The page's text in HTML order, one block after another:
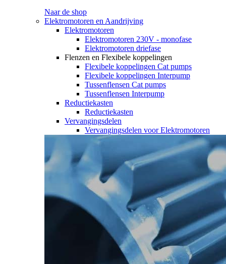
Naar de shop
Elektromotoren en Aandrijving
Elektromotoren
Elektromotoren 230V - monofase
Elektromotoren driefase
Flenzen en Flexibele koppelingen
Flexibele koppelingen Cat pumps
Flexibele koppelingen Interpump
Tussenflensen Cat pumps
Tussenflensen Interpump
Reductiekasten
Reductiekasten
Vervangingsdelen
Vervangingsdelen voor Elektromotoren